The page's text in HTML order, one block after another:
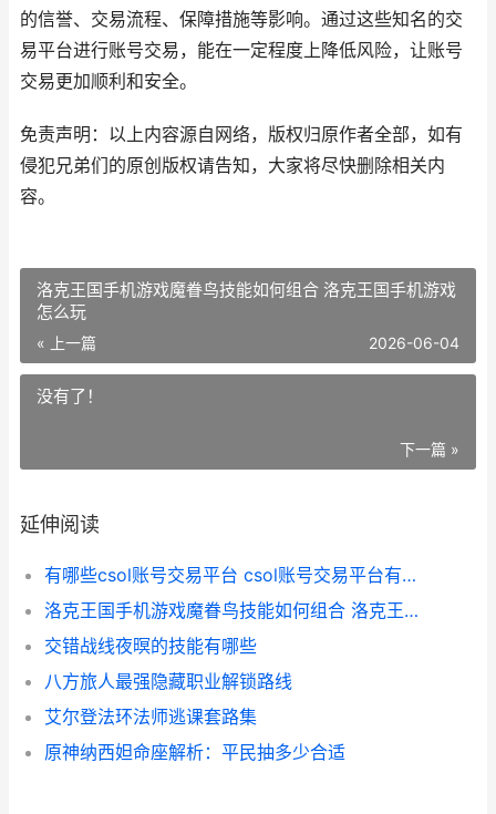
的信誉、交易流程、保障措施等影响。通过这些知名的交
易平台进行账号交易，能在一定程度上降低风险，让账号
交易更加顺利和安全。
免责声明：以上内容源自网络，版权归原作者全部，如有
侵犯兄弟们的原创版权请告知，大家将尽快删除相关内
容。
洛克王国手机游戏魔眷鸟技能如何组合 洛克王国手机游戏
怎么玩
« 上一篇 2026-06-04
没有了！
下一篇 »
延伸阅读
有哪些csol账号交易平台 csol账号交易平台有哪些
洛克王国手机游戏魔眷鸟技能如何组合 洛克王国手机游戏怎么玩
交错战线夜暝的技能有哪些
八方旅人最强隐藏职业解锁路线
艾尔登法环法师逃课套路集
原神纳西妲命座解析：平民抽多少合适